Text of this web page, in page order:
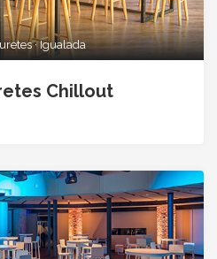
· Igualada
Chillout